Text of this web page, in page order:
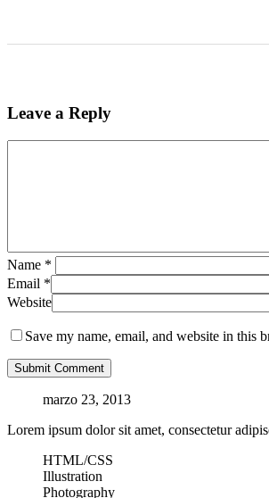
Leave a Reply
Name *
Email *
Website
Save my name, email, and website in this
marzo 23, 2013
Lorem ipsum dolor sit amet, consectetur
HTML/CSS
Illustration
Photography